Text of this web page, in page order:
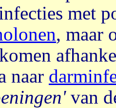
met
, maar
naar
van